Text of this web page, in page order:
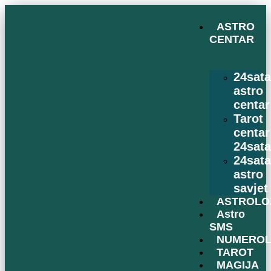
ASTRO
CENTAR
24sata
astro
centar
Tarot
centar
24sata
24sata
astro
savjet
Astro
SMS
TAROT
MAGIJA